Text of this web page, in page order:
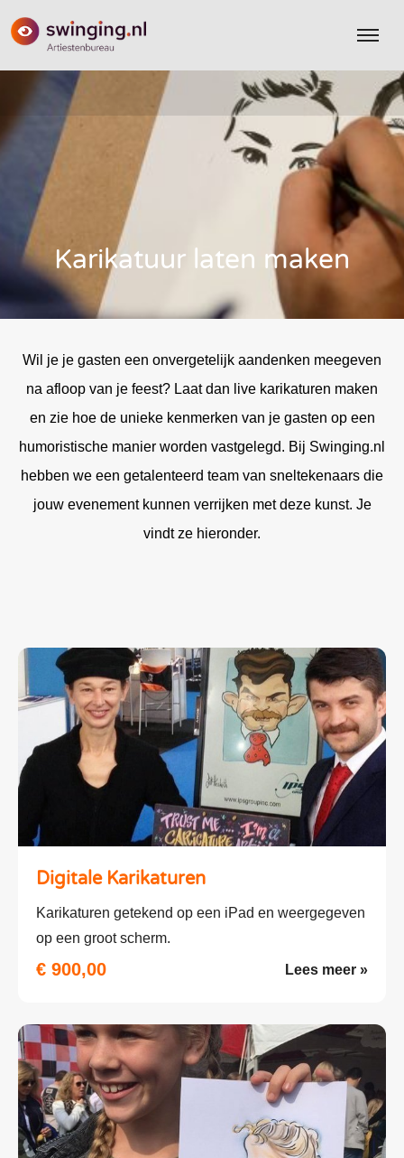
Karikatuur laten maken
Wil je je gasten een onvergetelijk aandenken meegeven
na afloop van je feest? Laat dan live karikaturen maken
en zie hoe de unieke kenmerken van je gasten op een
humoristische manier worden vastgelegd. Bij Swinging.nl
hebben we een getalenteerd team van sneltekenaars die
jouw evenement kunnen verrijken met deze kunst. Je
vindt ze hieronder.
Digitale Karikaturen
Karikaturen getekend op een iPad en weergegeven
op een groot scherm.
€ 900,00 Lees meer »